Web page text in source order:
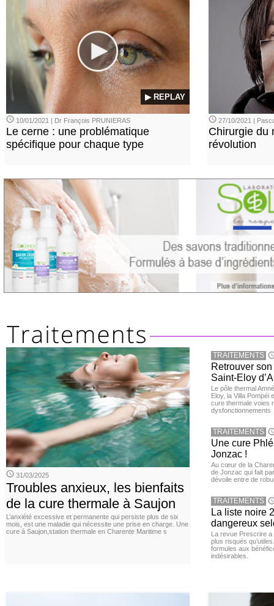
▶ REPLAY
10/01/2021 | Dr François PRUNIERAS
Le cerne : une problématique
spécifique pour chaque type
27/10/2021 |
Chirurgie du
révolution
31/03/2025
Troubles anxieux, les bienfaits
de la cure thermale à Saujon
L’anxiété excessive et permanente qui persiste plus de six
mois, est une maladie qui nécessite une prise en charge. Une
cure à Saujon,station thermale en Charente Maritime s
TRAITEMENTS
Retrouver
Saint-Eloy
Le pôle thermal
Eloy, la Villa Pompéi
cure thermale voies
dysfonctionnements
TRAITEMENTS
Une cure
Jonzac !
Au cœur de la
de Jonzac qui fait
dévoile entre de
TRAITEMENTS
La liste noire
dangereux
La revue Prescrire
plus risqués
formules aux
indésirables.